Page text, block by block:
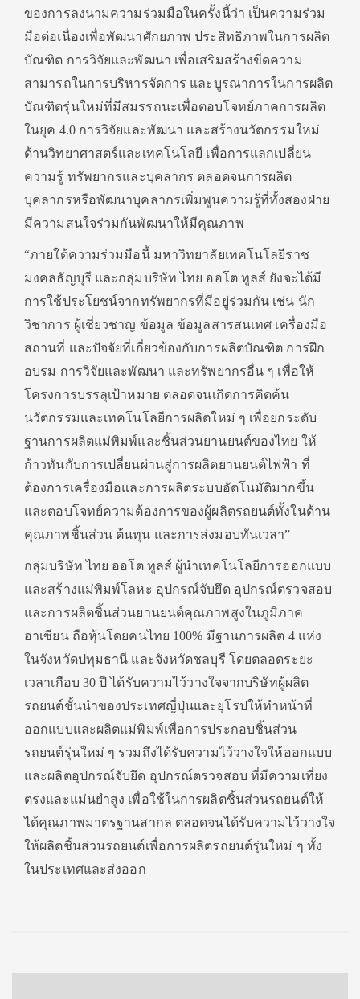
ของการลงนามความร่วมมือในครั้งนี้ว่า เป็นความร่วม
มือต่อเนื่องเพื่อพัฒนาศักยภาพ ประสิทธิภาพในการผลิต
บัณฑิต การวิจัยและพัฒนา เพื่อเสริมสร้างขีดความ
สามารถในการบริหารจัดการ และบูรณาการในการผลิต
บัณฑิตรุ่นใหม่ที่มีสมรรถนะเพื่อตอบโจทย์ภาคการผลิต
ในยุค 4.0 การวิจัยและพัฒนา และสร้างนวัตกรรมใหม่
ด้านวิทยาศาสตร์และเทคโนโลยี เพื่อการแลกเปลี่ยน
ความรู้ ทรัพยากรและบุคลากร ตลอดจนการผลิต
บุคลากรหรือพัฒนาบุคลากรเพิ่มพูนความรู้ที่ทั้งสองฝ่าย
มีความสนใจร่วมกันพัฒนาให้มีคุณภาพ
“ภายใต้ความร่วมมือนี้ มหาวิทยาลัยเทคโนโลยีราช
มงคลธัญบุรี และกลุ่มบริษัท ไทย ออโต ทูลส์ ยังจะได้มี
การใช้ประโยชน์จากทรัพยากรที่มีอยู่ร่วมกัน เช่น นัก
วิชาการ ผู้เชี่ยวชาญ ข้อมูล ข้อมูลสารสนเทศ เครื่องมือ
สถานที่ และปัจจัยที่เกี่ยวข้องกับการผลิตบัณฑิต การฝึก
อบรม การวิจัยและพัฒนา และทรัพยากรอื่น ๆ เพื่อให้
โครงการบรรลุเป้าหมาย ตลอดจนเกิดการคิดค้น
นวัตกรรมและเทคโนโลยีการผลิตใหม่ ๆ เพื่อยกระดับ
ฐานการผลิตแม่พิมพ์และชิ้นส่วนยานยนต์ของไทย ให้
ก้าวทันกับการเปลี่ยนผ่านสู่การผลิตยานยนต์ไฟฟ้า ที่
ต้องการเครื่องมือและการผลิตระบบอัตโนมัติมากขึ้น
และตอบโจทย์ความต้องการของผู้ผลิตรถยนต์ทั้งในด้าน
คุณภาพชิ้นส่วน ต้นทุน และการส่งมอบทันเวลา”
กลุ่มบริษัท ไทย ออโต ทูลส์ ผู้นำเทคโนโลยีการออกแบบ
และสร้างแม่พิมพ์โลหะ อุปกรณ์จับยึด อุปกรณ์ตรวจสอบ
และการผลิตชิ้นส่วนยานยนต์คุณภาพสูงในภูมิภาค
อาเซียน ถือหุ้นโดยคนไทย 100% มีฐานการผลิต 4 แห่ง
ในจังหวัดปทุมธานี และจังหวัดชลบุรี โดยตลอดระยะ
เวลาเกือบ 30 ปี ได้รับความไว้วางใจจากบริษัทผู้ผลิต
รถยนต์ชั้นนำของประเทศญี่ปุ่นและยุโรปให้ทำหน้าที่
ออกแบบและผลิตแม่พิมพ์เพื่อการประกอบชิ้นส่วน
รถยนต์รุ่นใหม่ ๆ รวมถึงได้รับความไว้วางใจให้ออกแบบ
และผลิตอุปกรณ์จับยึด อุปกรณ์ตรวจสอบ ที่มีความเที่ยง
ตรงและแม่นยำสูง เพื่อใช้ในการผลิตชิ้นส่วนรถยนต์ให้
ได้คุณภาพมาตรฐานสากล ตลอดจนได้รับความไว้วางใจ
ให้ผลิตชิ้นส่วนรถยนต์เพื่อการผลิตรถยนต์รุ่นใหม่ ๆ ทั้ง
ในประเทศและส่งออก